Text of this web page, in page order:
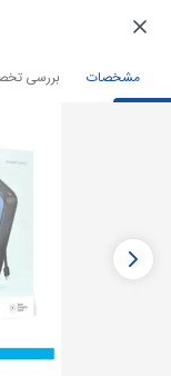
مشخصات بررسی فروشگاه اینترنتی لوازم